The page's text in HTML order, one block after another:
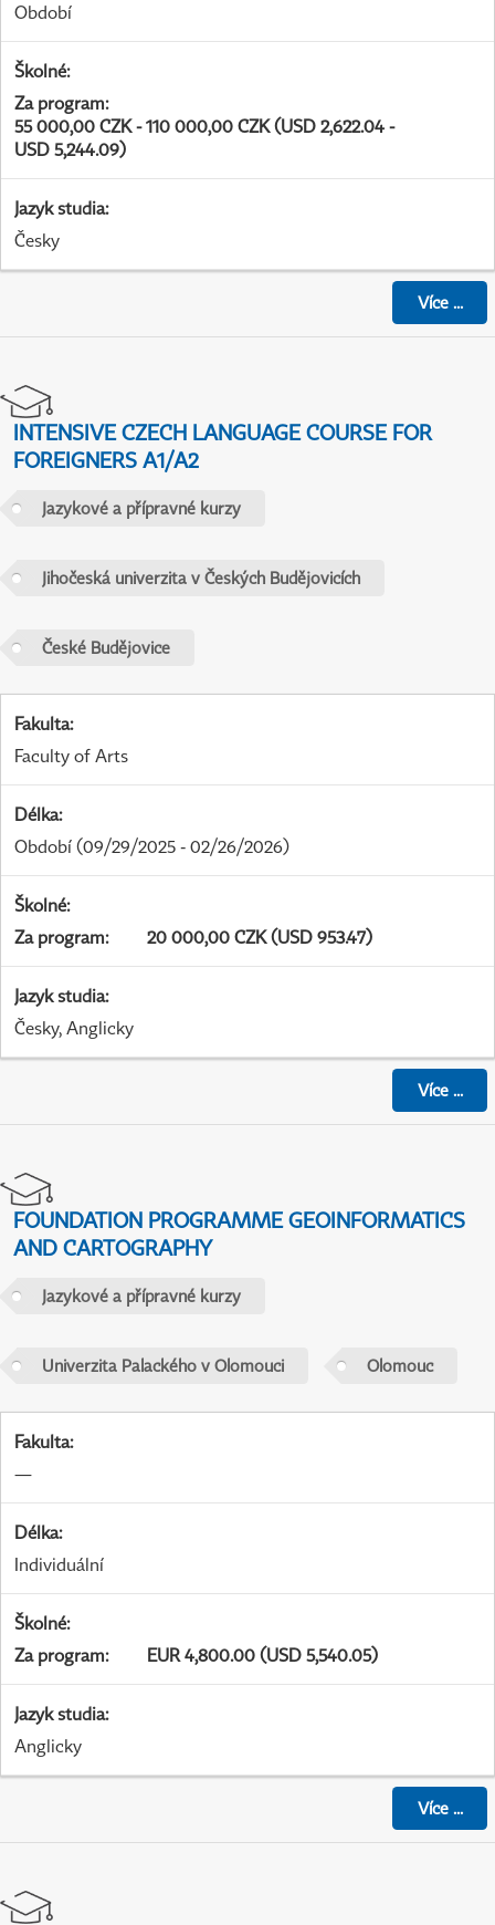
Období
Školné:
Za program:
55 000,00 CZK - 110 000,00 CZK (USD 2,622.04 -
USD 5,244.09)
Jazyk studia:
Česky
Více...
INTENSIVE CZECH LANGUAGE COURSE FOR
FOREIGNERS A1/A2
Jazykové a přípravné kurzy
Jihočeská univerzita v Českých Budějovicích
České Budějovice
Fakulta:
Faculty of Arts
Délka:
Období (09/29/2025 - 02/26/2026)
Školné:
Za program: 20 000,00 CZK (USD 953.47)
Jazyk studia:
Česky, Anglicky
Více...
FOUNDATION PROGRAMME GEOINFORMATICS
AND CARTOGRAPHY
Jazykové a přípravné kurzy
Univerzita Palackého v Olomouci Olomouc
Fakulta:
—
Délka:
Individuální
Školné:
Za program: EUR 4,800.00 (USD 5,540.05)
Jazyk studia:
Anglicky
Více...